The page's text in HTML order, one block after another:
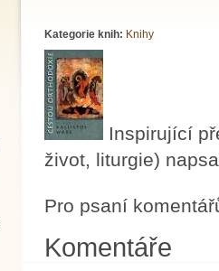
Kategorie knih: Knihy
Inspirující
život, liturgie)
Pro psaní
Komentáře